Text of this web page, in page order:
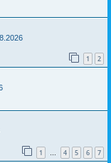
1 2
1 … 4 5 6 7